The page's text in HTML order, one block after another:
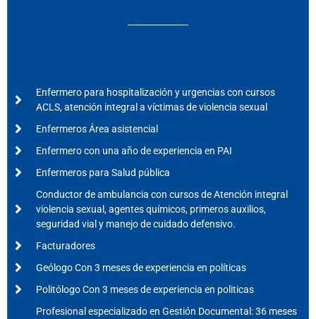
Enfermero para hospitalización y urgencias con cursos
ACLS, atención integral a víctimas de violencia sexual
Enfermeros Área asistencial
Enfermero con una año de experiencia en PAI
Enfermeros para Salud pública
Conductor de ambulancia con cursos de Atención integral
violencia sexual, agentes químicos, primeros auxilios,
seguridad vial y manejo de cuidado defensivo.
Facturadores
Geólogo Con 3 meses de experiencia en políticas
Politólogo Con 3 meses de experiencia en politicas
Profesional especializado en Gestión Documental: 36 meses